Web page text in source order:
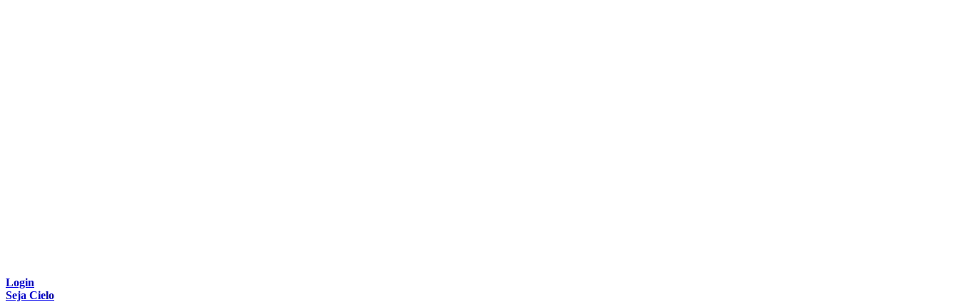
Login
Seja Cielo